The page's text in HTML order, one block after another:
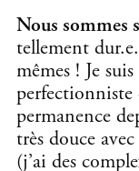
Nous sommes
tellement
mêmes ! Je
perfectionniste
permanence
très douce
(j’ai des